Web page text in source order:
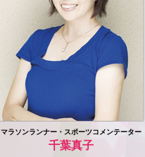
マラソンランナー・スポーツコメンテーター
千葉真子